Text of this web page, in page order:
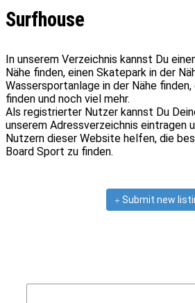
Surfhouse
In unserem Verzeichnis kannst Du
Nähe finden, einen Skatepark in der
Wassersportanlage in der Nähe
finden und noch viel mehr.
Als registrierter Nutzer kannst Du
unserem Adressverzeichnis eintragen
Nutzern dieser Website helfen, die
Board Sport zu finden.
Submit new